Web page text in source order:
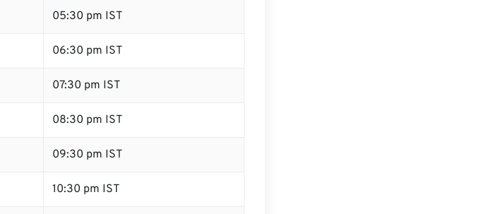
05:30 pm IST
06:30 pm IST
07:30 pm IST
08:30 pm IST
09:30 pm IST
10:30 pm IST